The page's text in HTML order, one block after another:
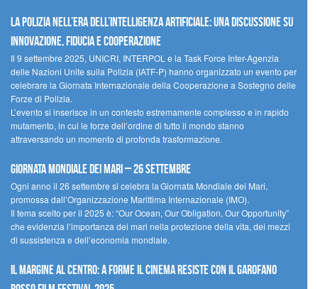
La polizia nell’era dell’Intelligenza Artificiale: una discussione su
innovazione, fiducia e cooperazione
Il 9 settembre 2025, UNICRI, INTERPOL e la Task Force Inter-Agenzia
delle Nazioni Unite sulla Polizia (IATF-P) hanno organizzato un evento per
celebrare la Giornata Internazionale della Cooperazione a Sostegno delle
Forze di Polizia.
L’evento si inserisce in un contesto estremamente complesso e in rapido
mutamento, in cui le forze dell’ordine di tutto il mondo stanno
attraversando un momento di profonda trasformazione.
Giornata Mondiale dei Mari – 26 settembre
Ogni anno il 26 settembre si celebra la Giornata Mondiale dei Mari,
promossa dall’Organizzazione Marittima Internazionale (IMO).
Il tema scelto per il 2025 è: “Our Ocean, Our Obligation, Our Opportunity”
che evidenzia l’importanza dei mari nella protezione della vita, dei mezzi
di sussistenza e dell’economia mondiale.
Il margine al centro: a Forme il cinema resiste con il Garofano